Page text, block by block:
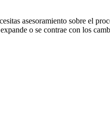
asesoramiento sobre el
o se contrae con los